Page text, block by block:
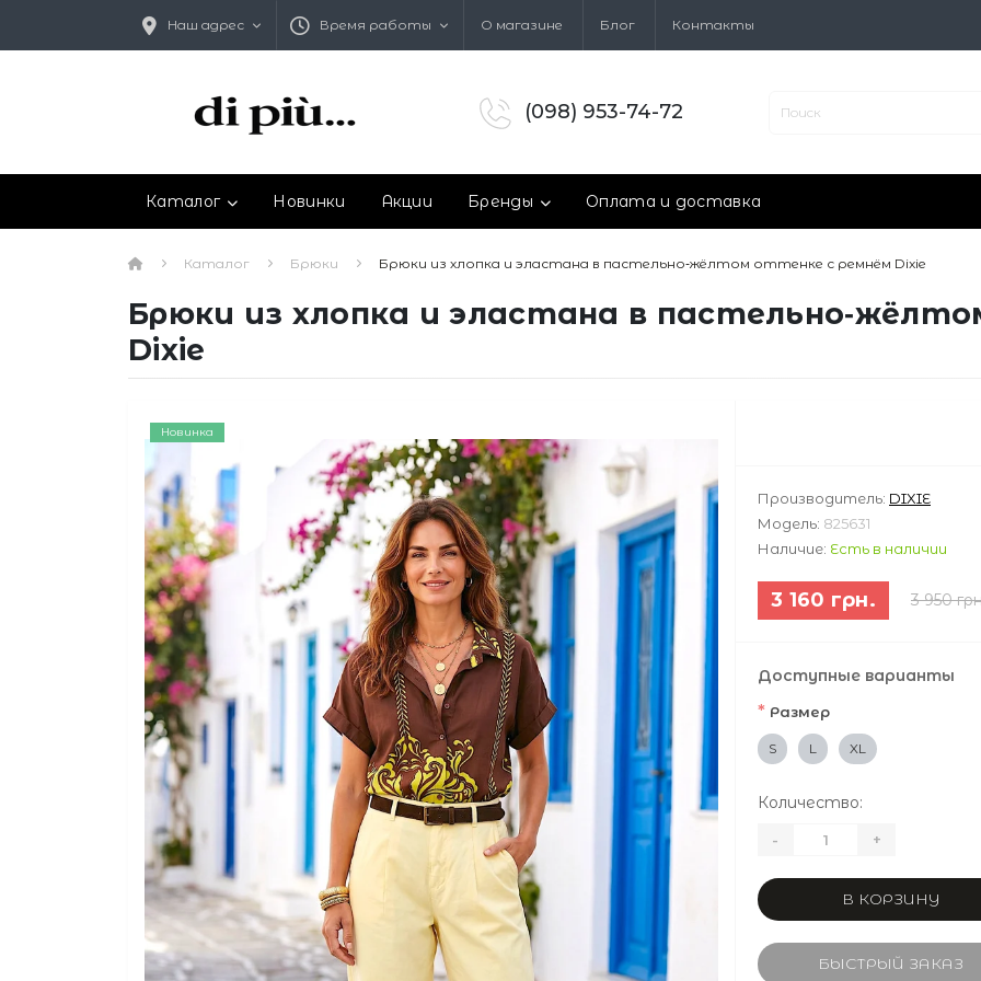
Наш адрес Время работы О магазине Блог Контакты
(098) 953-74-72
Каталог Новинки Акции Бренды Оплата и доставка
Каталог Брюки Брюки из хлопка и эластана в пастельно‑жёлтом оттенке с ремнём Dixie
Брюки из хлопка и эластана в
Dixie
Новинка
Производитель: DIXIE
Модель: 825631
Наличие: Есть в наличии
3 160 грн. 3 950
Доступные варианты
* Размер
S L XL
Количество:
- +
В КОРЗИНУ
БЫСТРЫЙ ЗАКАЗ